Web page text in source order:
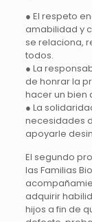
● El respeto
amabilidad y
se relaciona,
todos.
● La
de honrar la
hacer un bien
● La
necesidades
apoyarle
El segundo
las Familias
adquirir
hijos a fin de